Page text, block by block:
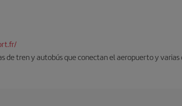
de tren y autobús que conectan el aeropuerto y varias